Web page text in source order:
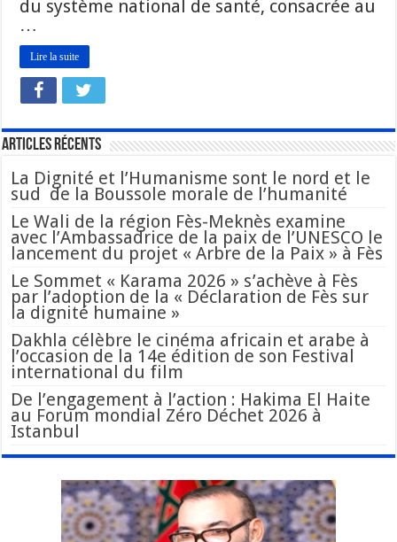
du système national de santé, consacrée au
…
Lire la suite
Articles Récents
La Dignité et l’Humanisme sont le nord et le
sud de la Boussole morale de l’humanité
Le Wali de la région Fès-Meknès examine
avec l’Ambassadrice de la paix de l’UNESCO le
lancement du projet « Arbre de la Paix » à Fès
Le Sommet « Karama 2026 » s’achève à Fès
par l’adoption de la « Déclaration de Fès sur
la dignité humaine »
Dakhla célèbre le cinéma africain et arabe à
l’occasion de la 14e édition de son Festival
international du film
De l’engagement à l’action : Hakima El Haite
au Forum mondial Zéro Déchet 2026 à
Istanbul